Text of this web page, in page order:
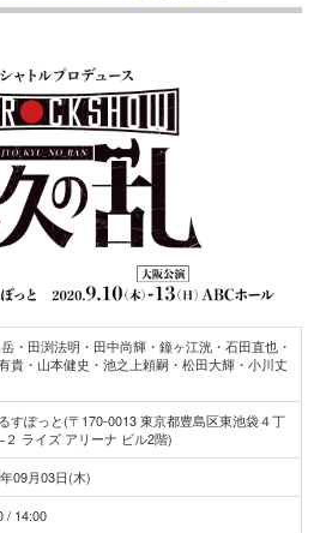
・田渕法明・田中尚輝・鐘ヶ江洸・石田直也・
貴・山本健史・池之上頼嗣・松田大輝・小川丈
すぽっと(〒170-0013 東京都豊島区東池袋４丁
２ ライズ アリーナ ビル2階)
09月03日(木)
/ 14:00